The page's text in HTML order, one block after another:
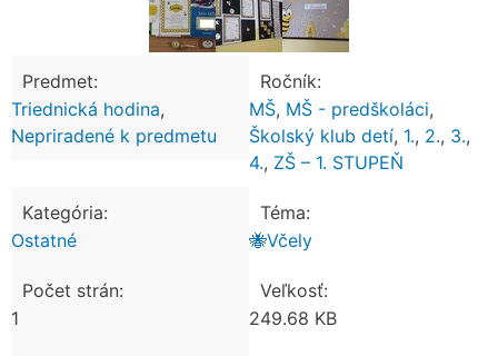
Predmet:
Triednická hodina,
Nepriradené k predmetu
Ročník:
MŠ, MŠ - predškoláci,
Školský klub detí, 1., 2., 3.,
4., ZŠ – 1. STUPEŇ
Kategória:
Ostatné
Téma:
🐝Včely
Počet strán:
1
Veľkosť:
249.68 KB